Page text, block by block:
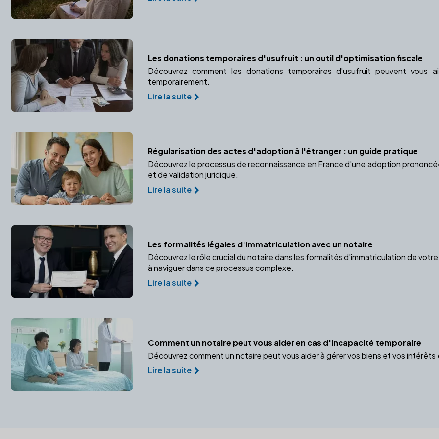
Les donations temporaires d'usufruit : un outil d'optimisation fiscale
Découvrez comment les donations temporaires d'usufruit peuvent
temporairement.
Lire la suite
Régularisation des actes d'adoption à l'étranger : un guide pratique
Découvrez le processus de reconnaissance en France d'une adoption
et de validation juridique.
Lire la suite
Les formalités légales d'immatriculation avec un notaire
Découvrez le rôle crucial du notaire dans les formalités d'immatriculation de
à naviguer dans ce processus complexe.
Lire la suite
Comment un notaire peut vous aider en cas d'incapacité temporaire
Découvrez comment un notaire peut vous aider à gérer vos biens et vos
Lire la suite